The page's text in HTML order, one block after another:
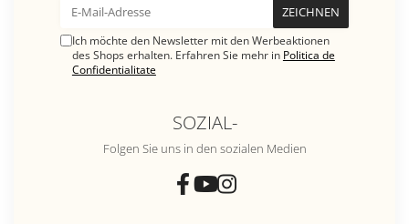
Ich möchte den Newsletter mit den Werbeaktionen
des Shops erhalten. Erfahren Sie mehr in Politica de
Confidentialitate
SOZIAL-
Folgen Sie uns in den sozialen Medien